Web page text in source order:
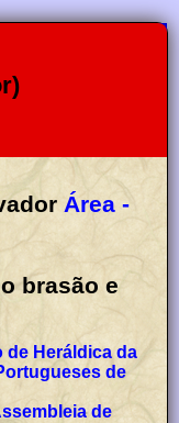
Área -
brasão e
de Heráldica da
de
de